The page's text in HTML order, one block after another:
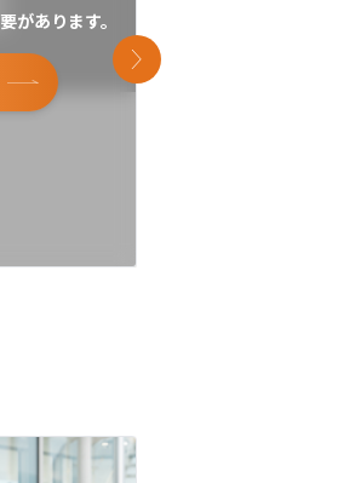
があります。
次のスライド